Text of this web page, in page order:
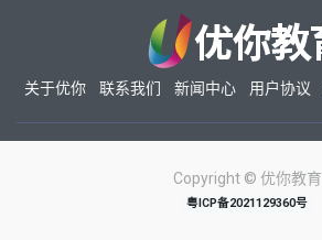
关于优你 联系我们 新闻中心 用户协议
Copyright © 优你教育
粤ICP备2021129360号